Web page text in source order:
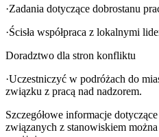
·Zadania dotyczące dobrostanu
·Ścisła współpraca z lokalnymi
Doradztwo dla stron konfliktu
·Uczestniczyć w podróżach do
związku z pracą nad nadzorem.
Szczegółowe informacje
związanych z stanowiskiem